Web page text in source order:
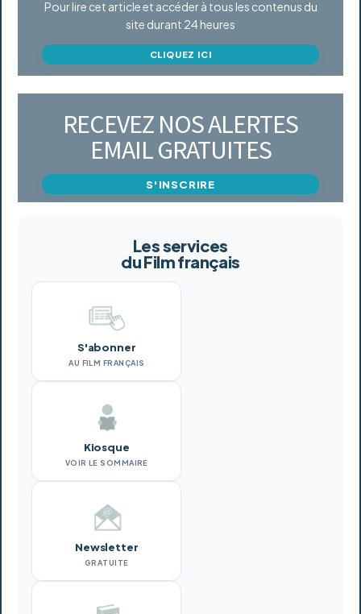
Pour lire cet article et accéder à tous les contenus du
site durant 24 heures
CLIQUEZ ICI
RECEVEZ NOS ALERTES
EMAIL GRATUITES
S'INSCRIRE
Les services
du Film français
S'abonner
AU FILM FRANÇAIS
Kiosque
VOIR LE SOMMAIRE
Newsletter
GRATUITE